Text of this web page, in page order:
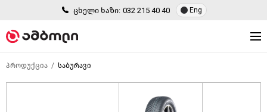
ცხელი ხაზი: 032 215 40 40 Eng
პროდუქცია საბურავი